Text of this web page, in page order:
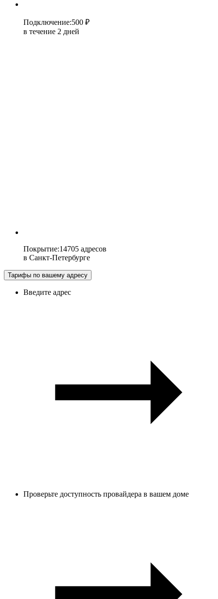
Подключение:500 ₽
в течение 2 дней
Покрытие:14705 адресов
в Санкт-Петербурге
Тарифы по вашему адресу
Введите адрес
Проверьте доступность провайдера в вашем доме